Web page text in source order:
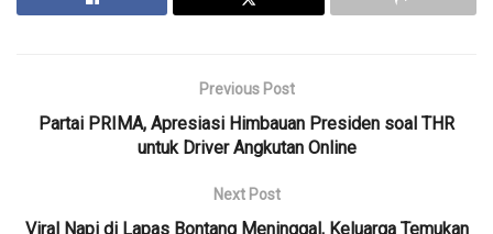
Previous Post
Partai PRIMA, Apresiasi Himbauan Presiden soal THR
untuk Driver Angkutan Online
Next Post
Viral Napi di Lapas Bontang Meninggal, Keluarga Temukan